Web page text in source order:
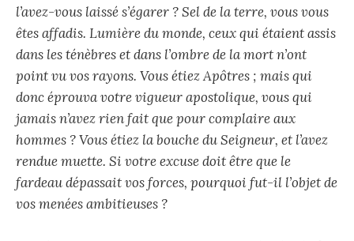
l’avez-vous laissé s’égarer ? Sel de la terre, vous vous
êtes affadis. Lumière du monde, ceux qui étaient assis
dans les ténèbres et dans l’ombre de la mort n’ont
point vu vos rayons. Vous étiez Apôtres ; mais qui
donc éprouva votre vigueur apostolique, vous qui
jamais n’avez rien fait que pour complaire aux
hommes ? Vous étiez la bouche du Seigneur, et l’avez
rendue muette. Si votre excuse doit être que le
fardeau dépassait vos forces, pourquoi fut-il l’objet de
vos menées ambitieuses ?